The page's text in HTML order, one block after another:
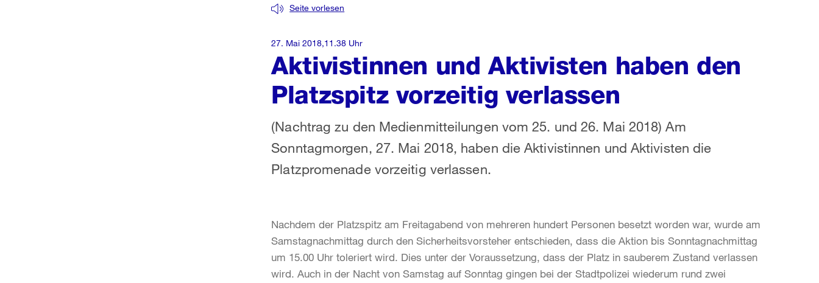
Aktivistinnen und Aktivisten haben den
Platzspitz vorzeitig verlassen
Seite vorlesen
(Nachtrag zu den Medienmitteilungen vom 25. und 26. Mai 2018) Am
Sonntagmorgen, 27. Mai 2018, haben die Aktivistinnen und Aktivisten die
Platzpromenade vorzeitig verlassen.
27. Mai 2018,11.38 Uhr
Nachdem der Platzspitz am Freitagabend von mehreren hundert Personen besetzt worden war, wurde am
Samstagnachmittag durch den Sicherheitsvorsteher entschieden, dass die Aktion bis Sonntagnachmittag
um 15.00 Uhr toleriert wird. Dies unter der Voraussetzung, dass der Platz in sauberem Zustand verlassen
wird. Auch in der Nacht von Samstag auf Sonntag gingen bei der Stadtpolizei wiederum rund zwei